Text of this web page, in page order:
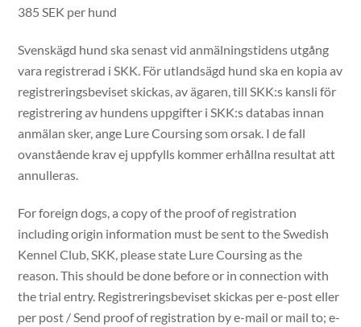
385 SEK per hund
Svenskägd hund ska senast vid anmälningstidens utgång
vara registrerad i SKK. För utlandsägd hund ska en kopia av
registreringsbeviset skickas, av ägaren, till SKK:s kansli för
registrering av hundens uppgifter i SKK:s databas innan
anmälan sker, ange Lure Coursing som orsak. I de fall
ovanstående krav ej uppfylls kommer erhållna resultat att
annulleras.
For foreign dogs, a copy of the proof of registration
including origin information must be sent to the Swedish
Kennel Club, SKK, please state Lure Coursing as the
reason. This should be done before or in connection with
the trial entry. Registreringsbeviset skickas per e-post eller
per post / Send proof of registration by e-mail or mail to; e-